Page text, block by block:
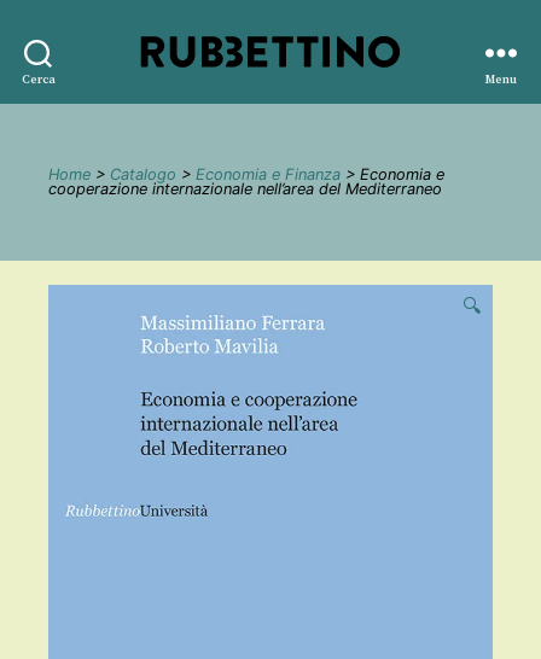
Cerca
editore
Menu
Home > Catalogo > Economia e Finanza > Economia e
cooperazione internazionale nell’area del Mediterraneo
🔍